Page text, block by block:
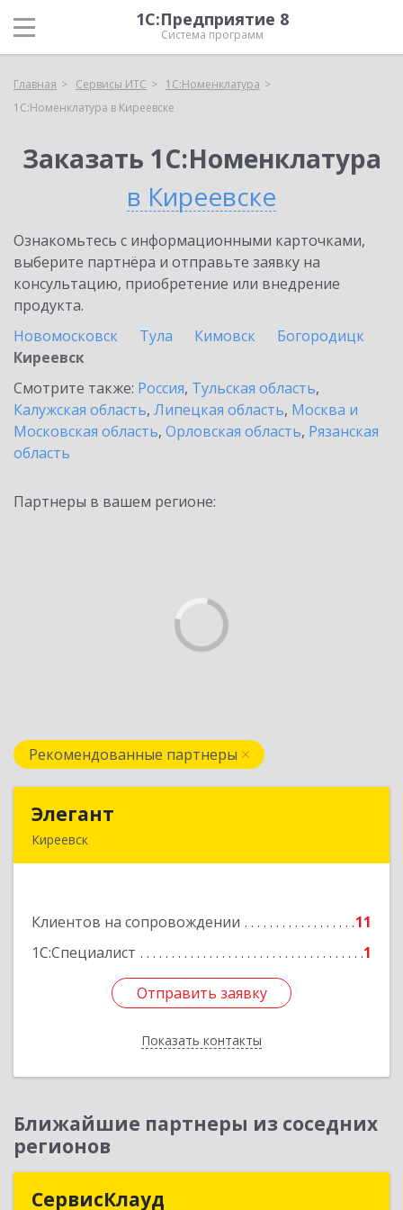
1С:Предприятие 8
Система программ
Главная Сервисы ИТС
1С:Номенклатура
1С:Номенклатура в Киреевске
Заказать 1С:Номенклатура
в Киреевске
Ознакомьтесь с информационными карточками,
выберите партнёра и отправьте заявку на
консультацию, приобретение или внедрение
продукта.
Новомосковск
Тула Кимовск
Богородицк
Киреевск
Смотрите также: Россия, Тульская область,
Калужская область, Липецкая область, Москва и
Московская область, Орловская область, Рязанская
область
Партнеры в вашем регионе:
Рекомендованные партнеры
Элегант
Киреевск
Клиентов на сопровождении
11
1С:Специалист
1
Отправить заявку
Показать контакты
Подробнее
Отправить заявку
Назад
Ближайшие партнеры из соседних
регионов
СервисКлауд